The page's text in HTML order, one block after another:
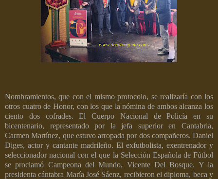
Nombramientos, que con el mismo protocolo, se realizaría con los
otros cuatro de Honor, con los que la nómina de ambos alcanza los
ciento dos cofrades. El Cuerpo Nacional de Policía en su
bicentenario, representado por la jefa superior en Cantabria,
Carmen Martínez, que estuvo arropada por dos compañeros. Daniel
Diges, actor y cantante madrileño. El exfutbolista, exentrenador y
seleccionador nacional con el que la Selección Española de Fútbol
se proclamó Campeona del Mundo, Vicente Del Bosque. Y la
presidenta cántabra María José Sáenz, recibieron el diploma, beca y